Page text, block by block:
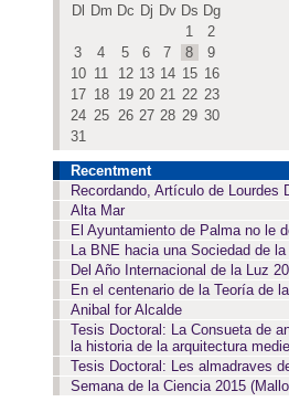
Dl
Dm Dc Dj Dv Ds Dg
1
2
3
4 5 6 7 8
9
10 11 12 13 14 15 16
17 18 19 20 21 22 23
24 25 26 27 28 29 30
31
Recentment
Recordando, Artículo de Lourdes
Alta Mar
El Ayuntamiento de Palma no le
La BNE hacia una Sociedad de
Del Año Internacional de la Luz
En el centenario de la Teoría de
Anibal for Alcalde
Tesis Doctoral: La Consueta de
la historia de la arquitectura
Tesis Doctoral: Les almadraves
Semana de la Ciencia 2015